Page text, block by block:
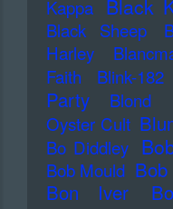
Kappa Black
Black Sheep
Harley
Faith
Blink-182
Party
Blond
Oyster Cult
Bo Diddley
Bob Mould
Bon Iver